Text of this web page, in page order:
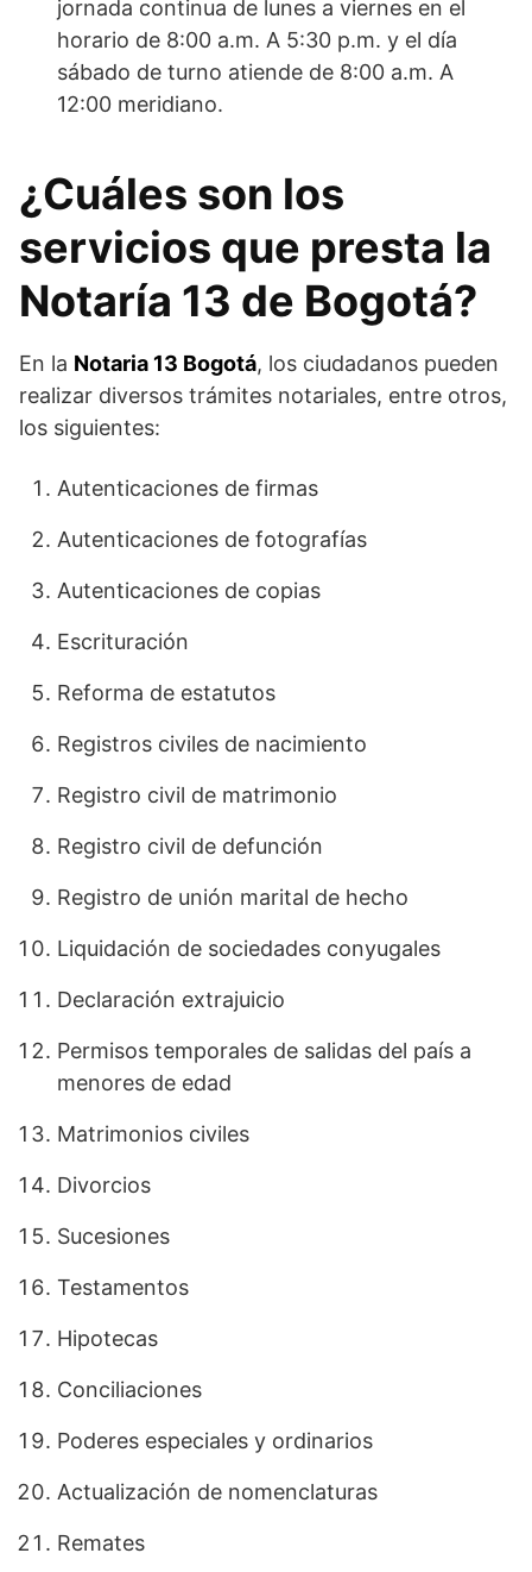
jornada continua de lunes a viernes en el
horario de 8:00 a.m. A 5:30 p.m. y el día
sábado de turno atiende de 8:00 a.m. A
12:00 meridiano.
¿Cuáles son los
servicios que presta la
Notaría 13 de Bogotá?
En la Notaria 13 Bogotá, los ciudadanos pueden
realizar diversos trámites notariales, entre otros,
los siguientes:
Autenticaciones de firmas
Autenticaciones de fotografías
Autenticaciones de copias
Escrituración
Reforma de estatutos
Registros civiles de nacimiento
Registro civil de matrimonio
Registro civil de defunción
Registro de unión marital de hecho
Liquidación de sociedades conyugales
Declaración extrajuicio
Permisos temporales de salidas del país a
menores de edad
Matrimonios civiles
Divorcios
Sucesiones
Testamentos
Hipotecas
Conciliaciones
Poderes especiales y ordinarios
Actualización de nomenclaturas
Remates